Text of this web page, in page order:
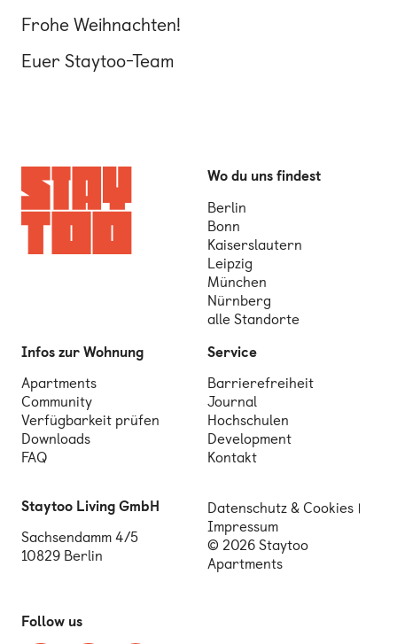
Frohe Weihnachten!
Euer Staytoo-Team
Wo du uns findest
Berlin
Bonn
Kaiserslautern
Leipzig
München
Nürnberg
alle Standorte
Infos zur Wohnung
Apartments
Community
Verfügbarkeit prüfen
Downloads
FAQ
Service
Barrierefreiheit
Journal
Hochschulen
Development
Kontakt
Staytoo Living GmbH
Sachsendamm 4/5
10829 Berlin
Datenschutz & Cookies
Impressum
© 2026 Staytoo
Apartments
Follow us